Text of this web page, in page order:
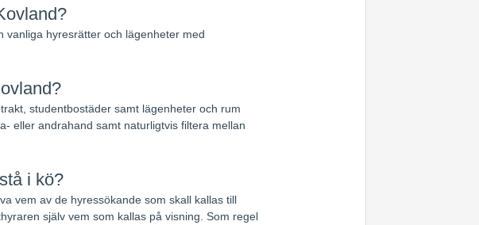
vanliga hyresrätter och lägenheter med
studentbostäder samt lägenheter och rum
eller andrahand samt naturligtvis filtera mellan
i kö?
vem av de hyressökande som skall kallas till
själv vem som kallas på visning. Som regel